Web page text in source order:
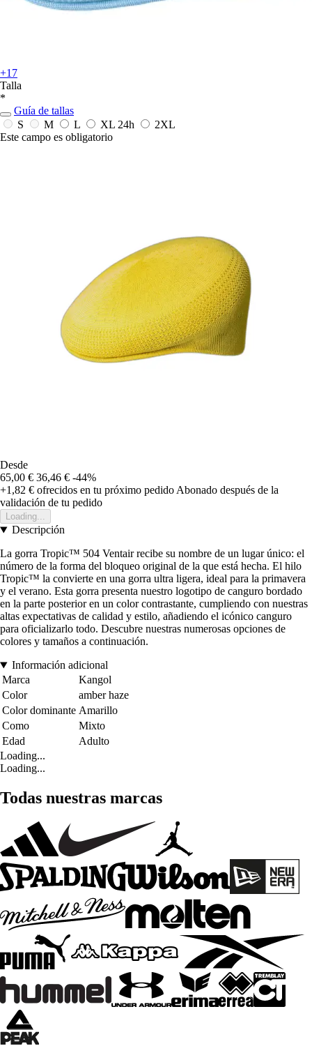
+17
Talla
*
Guía de tallas
S
M L XL 24h
2XL
Este campo es obligatorio
Desde
65,00 € 36,46 € -44%
+1,82 € ofrecidos en tu próximo pedido Abonado después de la
validación de tu pedido
Loading...
Descripción
La gorra Tropic™ 504 Ventair recibe su nombre de un lugar único: el
número de la forma del bloqueo original de la que está hecha. El hilo
Tropic™ la convierte en una gorra ultra ligera, ideal para la primavera
y el verano. Esta gorra presenta nuestro logotipo de canguro bordado
en la parte posterior en un color contrastante, cumpliendo con nuestras
altas expectativas de calidad y estilo, añadiendo el icónico canguro
para oficializarlo todo. Descubre nuestras numerosas opciones de
colores y tamaños a continuación.
Información adicional
Marca
Kangol
Color
amber haze
Color dominante Amarillo
Como
Mixto
Edad
Adulto
Loading...
Loading...
Todas nuestras marcas